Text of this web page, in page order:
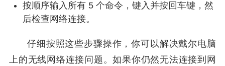
按顺序输入所有 5 个命令，键入并按回车键，然
后检查网络连接。
仔细按照这些步骤操作，你可以解决戴尔电脑
上的无线网络连接问题。如果你仍然无法连接到网